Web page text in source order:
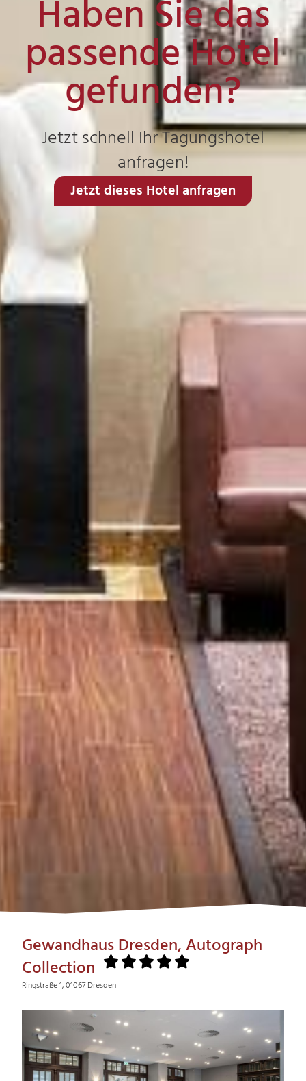
Haben Sie das
passende Hotel
gefunden?
Jetzt schnell Ihr Tagungshotel
anfragen!
Jetzt dieses Hotel anfragen
Gewandhaus Dresden, Autograph
Collection
Ringstraße 1, 01067 Dresden